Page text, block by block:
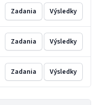
Zadania Výsledky
Zadania Výsledky
Zadania Výsledky